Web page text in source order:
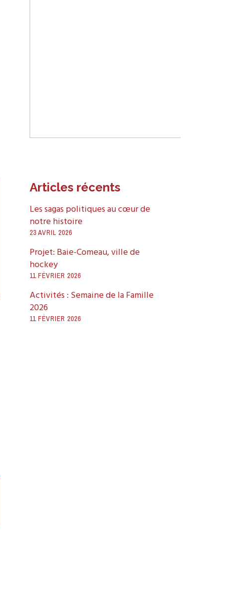
Articles récents
Les sagas politiques au cœur de
notre histoire
23 AVRIL 2026
Projet: Baie-Comeau, ville de
hockey
11 FÉVRIER 2026
Activités : Semaine de la Famille
2026
11 FÉVRIER 2026